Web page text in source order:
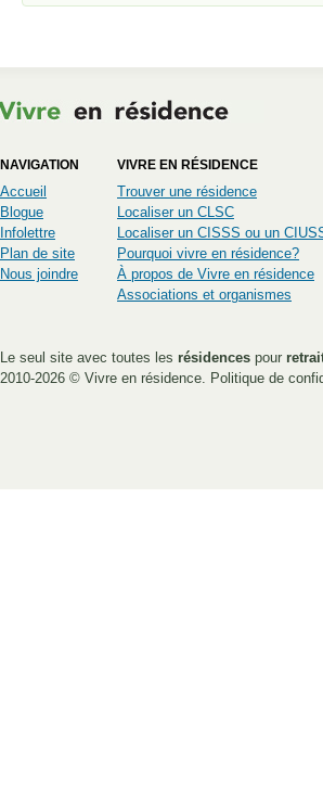
NAVIGATION
Accueil
Blogue
Infolettre
Plan de site
Nous joindre
VIVRE EN RÉSIDENCE
Trouver une résidence
Localiser un CLSC
Localiser un CISSS ou un
Pourquoi vivre en résidence?
À propos de Vivre en résidence
Associations et organismes
Le seul site avec toutes les résidences pour
2010-2026 © Vivre en résidence. Politique de